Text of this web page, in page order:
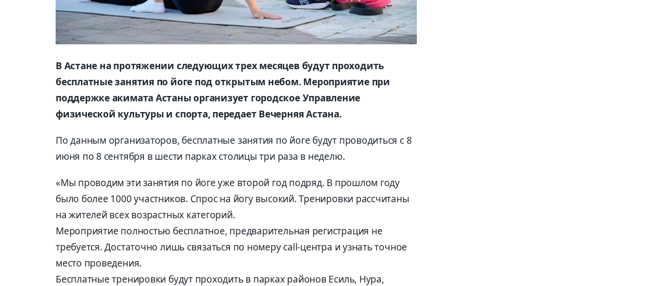
В Астане на протяжении следующих трех месяцев будут проходить
бесплатные занятия по йоге под открытым небом. Мероприятие при
поддержке акимата Астаны организует городское Управление
физической культуры и спорта, передает Вечерняя Астана.
По данным организаторов, бесплатные занятия по йоге будут проводиться с 8
июня по 8 сентября в шести парках столицы три раза в неделю.
«Мы проводим эти занятия по йоге уже второй год подряд. В прошлом году
было более 1000 участников. Спрос на йогу высокий. Тренировки рассчитаны
на жителей всех возрастных категорий.
Мероприятие полностью бесплатное, предварительная регистрация не
требуется. Достаточно лишь связаться по номеру call-центра и узнать точное
место проведения.
Бесплатные тренировки будут проходить в парках районов Есиль, Нура,